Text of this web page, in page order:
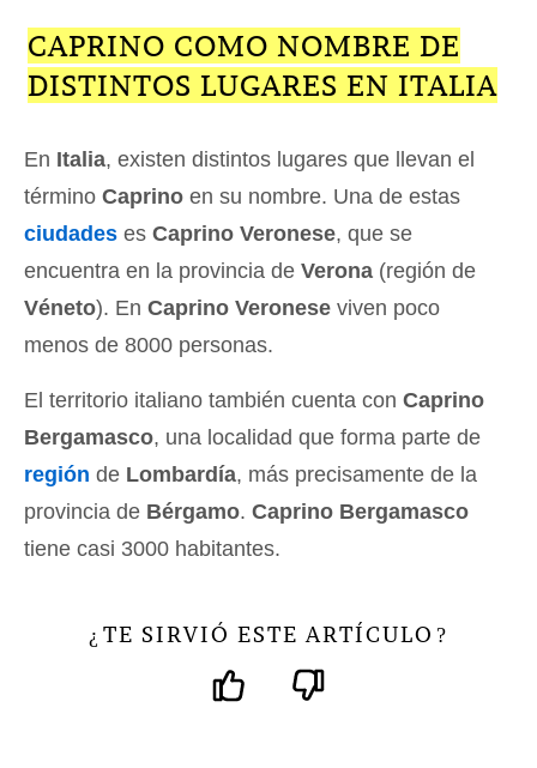
CAPRINO COMO NOMBRE DE
DISTINTOS LUGARES EN ITALIA
En Italia, existen distintos lugares que llevan el
término Caprino en su nombre. Una de estas
ciudades es Caprino Veronese, que se
encuentra en la provincia de Verona (región de
Véneto). En Caprino Veronese viven poco
menos de 8000 personas.
El territorio italiano también cuenta con Caprino
Bergamasco, una localidad que forma parte de
región de Lombardía, más precisamente de la
provincia de Bérgamo. Caprino Bergamasco
tiene casi 3000 habitantes.
¿ TE SIRVIÓ ESTE ARTÍCULO ?